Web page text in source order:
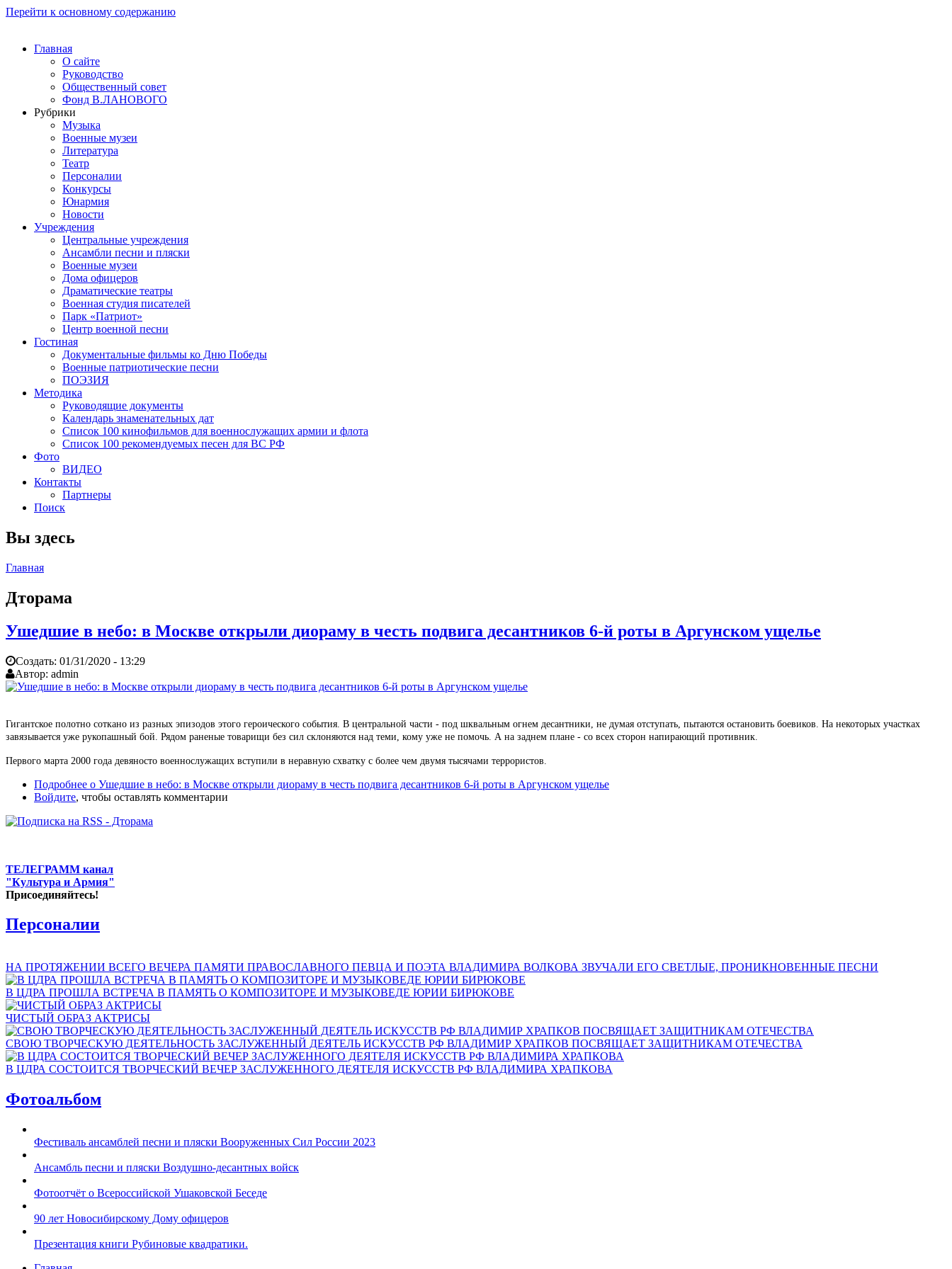
Перейти к основному содержанию
Главная
О сайте
Руководство
Общественный совет
Фонд В.ЛАНОВОГО
Рубрики
Музыка
Военные музеи
Литература
Театр
Персоналии
Конкурсы
Юнармия
Новости
Учреждения
Центральные учреждения
Ансамбли песни и пляски
Военные музеи
Дома офицеров
Драматические театры
Военная студия писателей
Парк «Патриот»
Центр военной песни
Гостиная
Документальные фильмы ко Дню Победы
Военные патриотические песни
ПОЭЗИЯ
Методика
Руководящие документы
Календарь знаменательных дат
Список 100 кинофильмов для военнослужащих армии и флота
Список 100 рекомендуемых песен для ВС РФ
Фото
ВИДЕО
Контакты
Партнеры
Поиск
Вы здесь
Главная
Дторама
Ушедшие в небо: в Москве открыли диораму в честь подвига десантников 6-й роты в Аргунском ущелье
Создать: 01/31/2020 - 13:29
Автор: admin
Гигантское полотно соткано из разных эпизодов этого героического события. В центральной части - под шквальным огнем десантники, не думая отступать, пытаются остановить боевиков. На некоторых участках
завязывается уже рукопашный бой. Рядом раненые товарищи без сил склоняются над теми, кому уже не помочь. А на заднем плане - со всех сторон напирающий противник.
Первого марта 2000 года девяносто военнослужащих вступили в неравную схватку с более чем двумя тысячами террористов.
Подробнее о Ушедшие в небо: в Москве открыли диораму в честь подвига десантников 6-й роты в Аргунском ущелье
Войдите, чтобы оставлять комментарии
ТЕЛЕГРАММ канал
"Культура и Армия"
Присоединяйтесь!
Персоналии
НА ПРОТЯЖЕНИИ ВСЕГО ВЕЧЕРА ПАМЯТИ ПРАВОСЛАВНОГО ПЕВЦА И ПОЭТА ВЛАДИМИРА ВОЛКОВА ЗВУЧАЛИ ЕГО СВЕТЛЫЕ, ПРОНИКНОВЕННЫЕ ПЕСНИ
В ЦДРА ПРОШЛА ВСТРЕЧА В ПАМЯТЬ О КОМПОЗИТОРЕ И МУЗЫКОВЕДЕ ЮРИИ БИРЮКОВЕ
ЧИСТЫЙ ОБРАЗ АКТРИСЫ
СВОЮ ТВОРЧЕСКУЮ ДЕЯТЕЛЬНОСТЬ ЗАСЛУЖЕННЫЙ ДЕЯТЕЛЬ ИСКУССТВ РФ ВЛАДИМИР ХРАПКОВ ПОСВЯЩАЕТ ЗАЩИТНИКАМ ОТЕЧЕСТВА
В ЦДРА СОСТОИТСЯ ТВОРЧЕСКИЙ ВЕЧЕР ЗАСЛУЖЕННОГО ДЕЯТЕЛЯ ИСКУССТВ РФ ВЛАДИМИРА ХРАПКОВА
Фотоальбом
Фестиваль ансамблей песни и пляски Вооруженных Сил России 2023
Ансамбль песни и пляски Воздушно-десантных войск
Фотоотчёт о Всероссийской Ушаковской Беседе
90 лет Новосибирскому Дому офицеров
Презентация книги Рубиновые квадратики.